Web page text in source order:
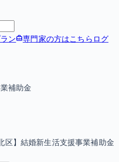
ン 専門家の方はこちら ログ
補助金
区】結婚新生活支援事業補助金